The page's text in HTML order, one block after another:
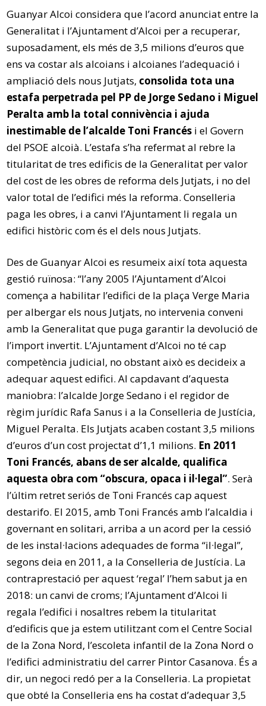
Guanyar Alcoi considera que l’acord anunciat entre la
Generalitat i l’Ajuntament d’Alcoi per a recuperar,
suposadament, els més de 3,5 milions d’euros que
ens va costar als alcoians i alcoianes l’adequació i
ampliació dels nous Jutjats, consolida tota una
estafa perpetrada pel PP de Jorge Sedano i Miguel
Peralta amb la total connivència i ajuda
inestimable de l’alcalde Toni Francés i el Govern
del PSOE alcoià. L’estafa s’ha refermat al rebre la
titularitat de tres edificis de la Generalitat per valor
del cost de les obres de reforma dels Jutjats, i no del
valor total de l’edifici més la reforma. Conselleria
paga les obres, i a canvi l’Ajuntament li regala un
edifici històric com és el dels nous Jutjats.
Des de Guanyar Alcoi es resumeix així tota aquesta
gestió ruïnosa: “l’any 2005 l’Ajuntament d’Alcoi
comença a habilitar l’edifici de la plaça Verge Maria
per albergar els nous Jutjats, no intervenia conveni
amb la Generalitat que puga garantir la devolució de
l’import invertit. L’Ajuntament d’Alcoi no té cap
competència judicial, no obstant això es decideix a
adequar aquest edifici. Al capdavant d’aquesta
maniobra: l’alcalde Jorge Sedano i el regidor de
règim jurídic Rafa Sanus i a la Conselleria de Justícia,
Miguel Peralta. Els Jutjats acaben costant 3,5 milions
d’euros d’un cost projectat d’1,1 milions. En 2011
Toni Francés, abans de ser alcalde, qualifica
aquesta obra com “obscura, opaca i il·legal”. Serà
l’últim retret seriós de Toni Francés cap aquest
destarifo. El 2015, amb Toni Francés amb l’alcaldia i
governant en solitari, arriba a un acord per la cessió
de les instal·lacions adequades de forma “il·legal”,
segons deia en 2011, a la Conselleria de Justícia. La
contraprestació per aquest ‘regal’ l’hem sabut ja en
2018: un canvi de croms; l’Ajuntament d’Alcoi li
regala l’edifici i nosaltres rebem la titularitat
d’edificis que ja estem utilitzant com el Centre Social
de la Zona Nord, l’escoleta infantil de la Zona Nord o
l’edifici administratiu del carrer Pintor Casanova. És a
dir, un negoci redó per a la Conselleria. La propietat
que obté la Conselleria ens ha costat d’adequar 3,5